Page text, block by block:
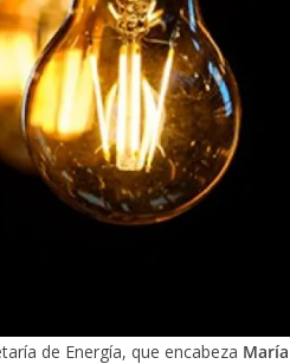
de Energía, que encabeza